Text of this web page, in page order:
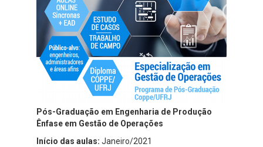
Pós-Graduação em Engenharia de Produção
Ênfase em Gestão de Operações
Início das aulas: Janeiro/2021